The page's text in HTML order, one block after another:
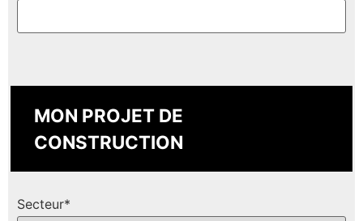
MON PROJET DE
CONSTRUCTION
Secteur*